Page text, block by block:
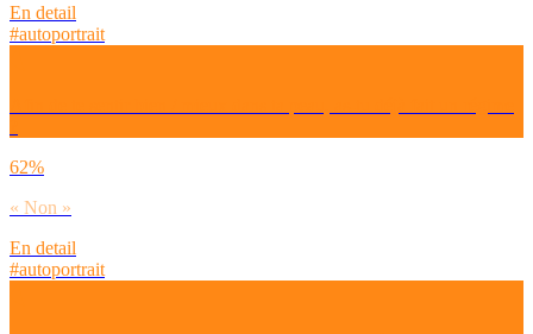
En detail
#autoportrait
62%
« Non »
En detail
#autoportrait